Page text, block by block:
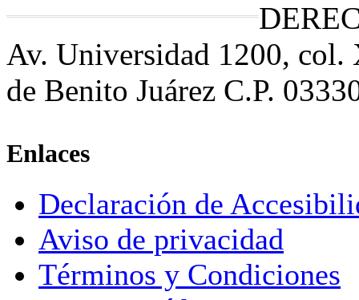
Av. Universidad 1200,
de Benito Juárez C.P.
Enlaces
Declaración de
Aviso de privacidad
Términos y Condiciones